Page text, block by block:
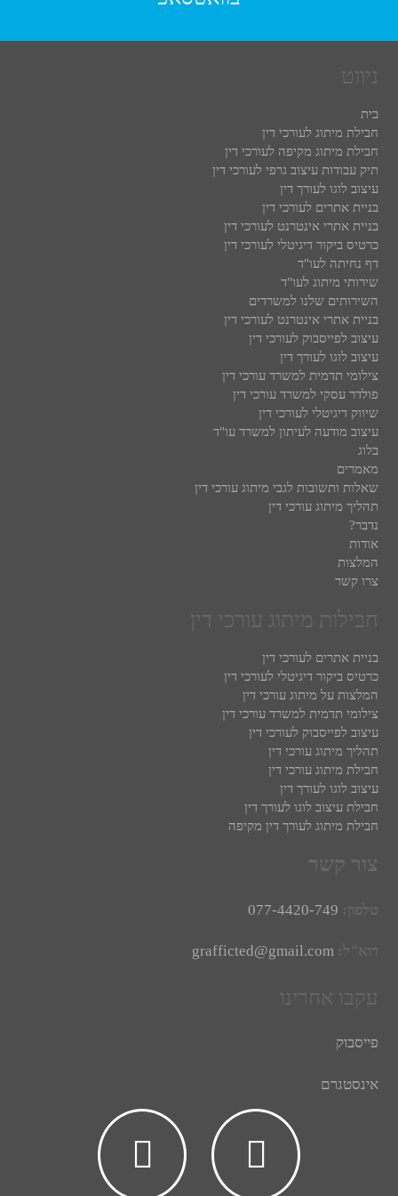
ניווט
בית
חבילת מיתוג לעורכי דין
חבילת מיתוג מקיפה לעורכי דין
תיק עבודות עיצוב גרפי לעורכי דין
עיצוב לוגו לעורך דין
בניית אתרים לעורכי דין
בניית אתרי אינטרנט לעורכי דין
כרטיס ביקור דיגיטלי לעורכי דין
דף נחיתה לעו"ד
שירותי מיתוג לעו"ד
השירותים שלנו למשרדים
בניית אתרי אינטרנט לעורכי דין
עיצוב לפייסבוק לעורכי דין
עיצוב לוגו לעורך דין
צילומי תדמית למשרד עורכי דין
פולדר עסקי למשרד עורכי דין
שיווק דיגיטלי לעורכי דין
עיצוב מודעה לעיתון למשרד עו"ד
בלוג
מאמרים
שאלות ותשובות לגבי מיתוג עורכי דין
תהליך מיתוג עורכי דין
נדבר?
אודות
המלצות
צרו קשר
חבילות מיתוג עורכי דין
בניית אתרים לעורכי דין
כרטיס ביקור דיגיטלי לעורכי דין
המלצות על מיתוג עורכי דין
צילומי תדמית למשרד עורכי דין
עיצוב לפייסבוק לעורכי דין
תהליך מיתוג עורכי דין
חבילת מיתוג עורכי דין
עיצוב לוגו לעורך דין
חבילת עיצוב לוגו לעורך דין
חבילת מיתוג לעורך דין מקיפה
צור קשר
טלפון: 077-4420-749
דוא"ל:grafficted@gmail.com
עקבו אחרינו
פייסבוק
אינסטגרם